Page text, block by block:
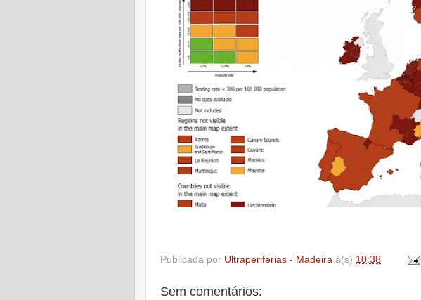
Publicada por Ultraperiferias - Madeira à(s) 10:38
Sem comentários: